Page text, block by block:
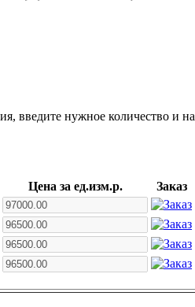
введите нужное количество и
Цена за ед.изм.р.
Заказ